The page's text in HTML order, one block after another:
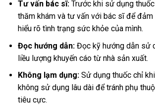
Tư vấn bác sĩ:Trước khi sử dụng
thăm khám và tư vấn với bác sĩ để
hiểu rõ tình trạng sức khỏe của mình.
Đọc hướng dẫn:Đọc kỹ hướng dẫn sử
liều lượng khuyến cáo từ nhà sản xuất.
Không lạm dụng:Sử dụng thuốc chỉ
không sử dụng lâu dài để tránh phụ
tiêu cực.